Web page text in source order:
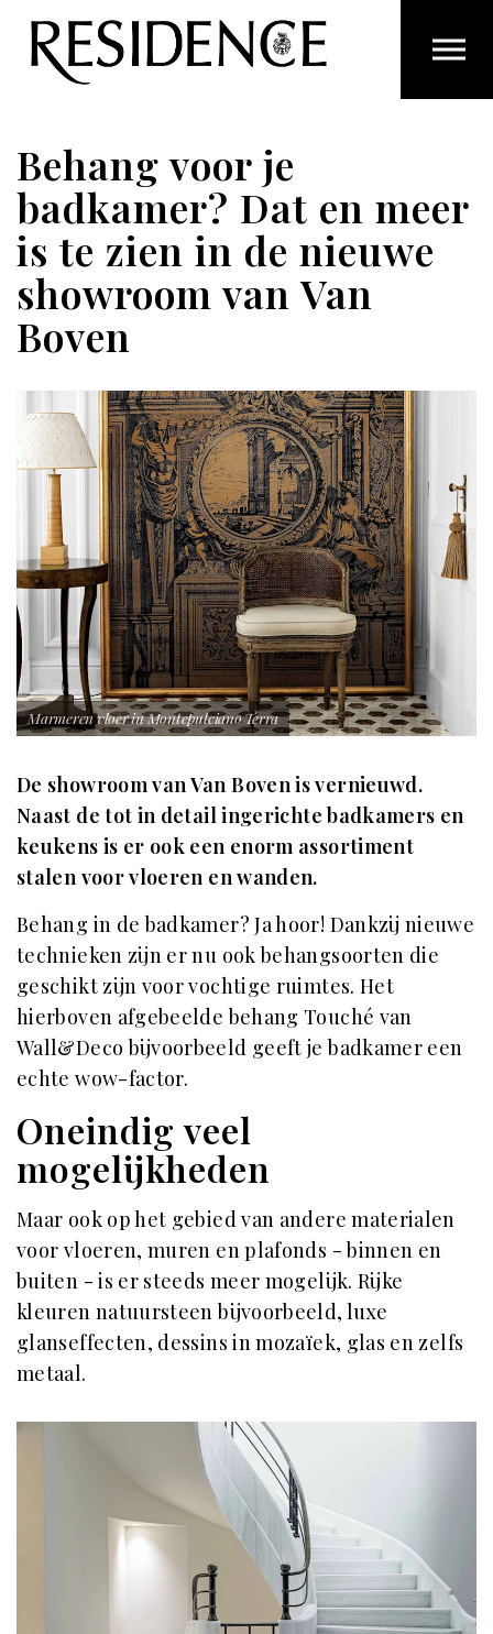
Overslaan en ga direct naar de inhoud
Behang voor je
badkamer? Dat en meer
is te zien in de nieuwe
showroom van Van
Boven
Marmeren vloer in Montepulciano Terra
De showroom van Van Boven is vernieuwd.
Naast de tot in detail ingerichte badkamers en
keukens is er ook een enorm assortiment
stalen voor vloeren en wanden.
Behang in de badkamer? Ja hoor! Dankzij nieuwe
technieken zijn er nu ook behangsoorten die
geschikt zijn voor vochtige ruimtes. Het
hierboven afgebeelde behang Touché van
Wall&Deco bijvoorbeeld geeft je badkamer een
echte wow-factor.
Oneindig veel
mogelijkheden
Maar ook op het gebied van andere materialen
voor vloeren, muren en plafonds - binnen en
buiten - is er steeds meer mogelijk. Rijke
kleuren natuursteen bijvoorbeeld, luxe
glanseffecten, dessins in mozaïek, glas en zelfs
metaal.